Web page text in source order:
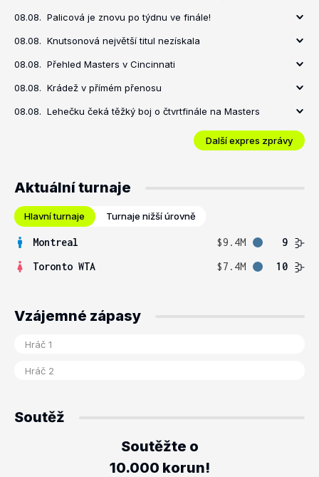
08.08. Palicová je znovu po týdnu ve finále!
08.08. Knutsonová největší titul nezískala
08.08. Přehled Masters v Cincinnati
08.08. Krádež v přímém přenosu
08.08. Lehečku čeká těžký boj o čtvrtfinále na Masters
Další expres zprávy
Aktuální turnaje
Hlavní turnaje Turnaje nižší úrovně
Montreal $9.4M
9
Toronto WTA
$7.4M 10
Vzájemné zápasy
Soutěž
Soutěžte o
10.000 korun!